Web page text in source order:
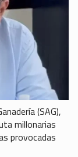
(SAG),
millonarias
provocadas